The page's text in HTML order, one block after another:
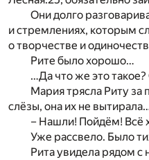
Они долго
и стремлениях, которым
о творчестве и
Рите было хорошо…
…Да что же это
Мария трясла Риту за
слёзы, она их не
– Нашли! Пойдём! Всё
Уже рассвело. Было
Рита увидела рядом с